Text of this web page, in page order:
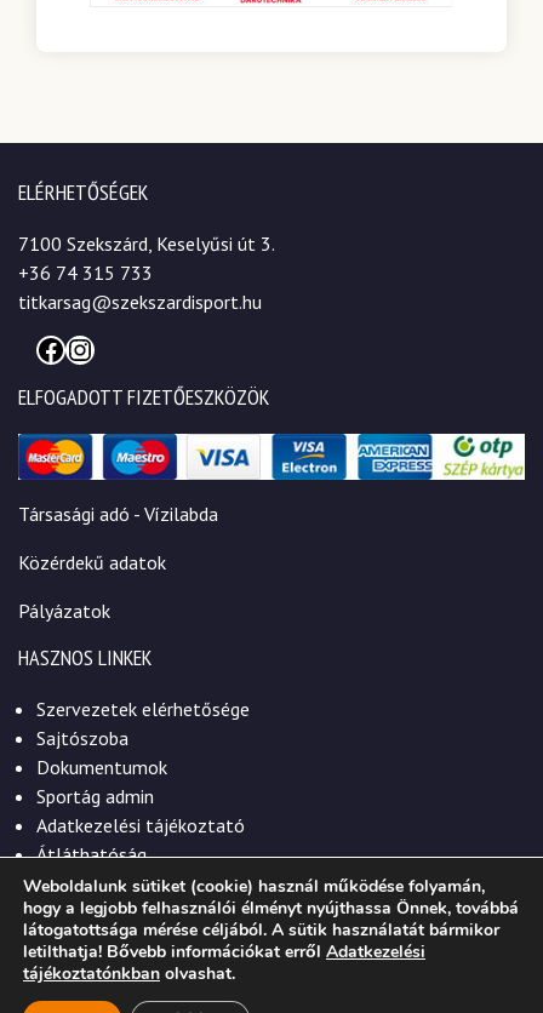
ELÉRHETŐSÉGEK
7100 Szekszárd, Keselyűsi út 3.
+36 74 315 733
titkarsag@szekszardisport.hu
Facebook
Instagram
ELFOGADOTT FIZETŐESZKÖZÖK
Társasági adó - Vízilabda
Közérdekű adatok
Pályázatok
HASZNOS LINKEK
Szervezetek elérhetősége
Sajtószoba
Dokumentumok
Sportág admin
Adatkezelési tájékoztató
Átláthatóság
© 2026. Szekszárdi Sportközpont Nonprofit Kft.
Weboldalunk sütiket (cookie) használ működése folyamán,
hogy a legjobb felhasználói élményt nyújthassa Önnek, továbbá
látogatottsága mérése céljából. A sütik használatát bármikor
letilthatja! Bővebb információkat erről Adatkezelési
tájékoztatónkban olvashat.